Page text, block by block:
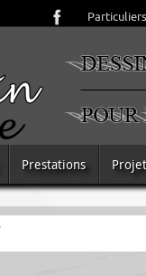
Particuliers
Prestations